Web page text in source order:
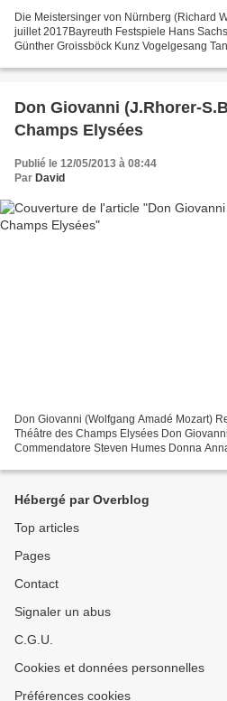
Die Meistersinger von Nürnberg (Richard
juillet 2017Bayreuth Festspiele Hans
Günther Groissböck Kunz Vogelgesang
Don Giovanni (J.Rhorer-
Champs Elysées
Publié le 12/05/2013 à 08:44
Par David
Don Giovanni (Wolfgang Amadé Mozart)
Théâtre des Champs Elysées Don Giovanni
Commendatore Steven Humes Donna
Gleadow...
Hébergé par Overblog
Top articles
Pages
Contact
Signaler un abus
C.G.U.
Cookies et données personnelles
Préférences cookies